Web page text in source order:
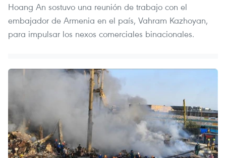
Hoang An sostuvo una reunión de trabajo con el
embajador de Armenia en el país, Vahram Kazhoyan,
para impulsar los nexos comerciales binacionales.